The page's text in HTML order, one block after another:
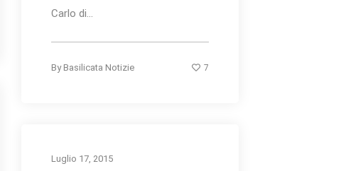
Carlo di...
By Basilicata Notizie 7
Luglio 17, 2015